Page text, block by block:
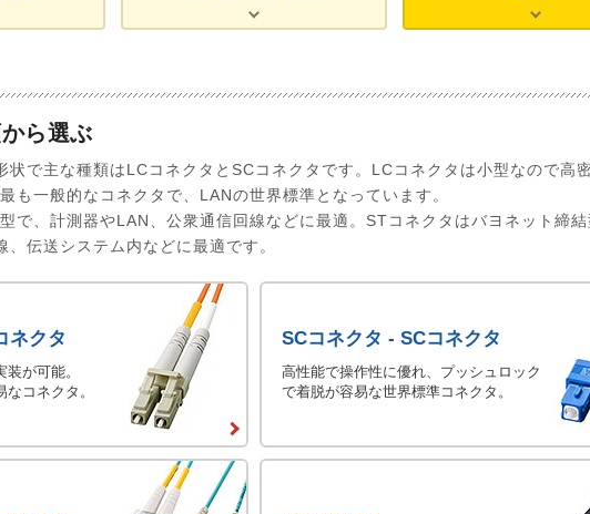
ら選ぶ
状で主な種類はLCコネクタとSCコネクタです。LCコネクタは小型なので高
も一般的なコネクタで、LANの世界標準となっています。
で、計測器やLAN、公衆通信回線などに最適。STコネクタはバヨネット締結
伝送システム内などに最適です。
ネクタ
が可能。
コネクタ。
SCコネクタ - SCコネクタ
高性能で操作性に優れ、プッシュロック
で着脱が容易な世界標準コネクタ。